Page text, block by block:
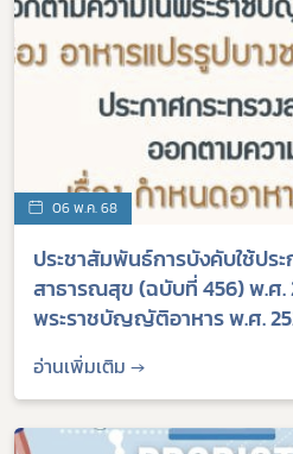
06 พ.ค. 68
ประชาสัมพันธ์การบังคับใช้ประ
สาธารณสุข (ฉบับที่ 456) พ.ศ.
พระราชบัญญัติอาหาร พ.ศ.
อาหารแปรรูปบางชนิด และ ปร
สาธารณสุข (ฉบับที่ 457) พ.ศ.
พระราชบัญญัติอาหาร พ.ศ.
ห้ามผลิต นำเข้าหรือจำหน่าย
อ่านเพิ่มเติม →